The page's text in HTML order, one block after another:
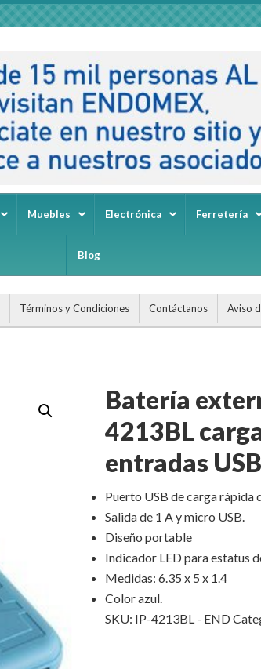
Muebles Electrónica Ferretería
Blog
Términos y Condiciones Contáctanos Aviso
Batería
4213BL
entradas USB
Puerto USB de carga rápida
Salida de 1 A y micro USB.
Diseño portable
Indicador LED para estatus
Medidas: 6.35 x 5 x 1.4
Color azul.
SKU: IP-4213BL - END